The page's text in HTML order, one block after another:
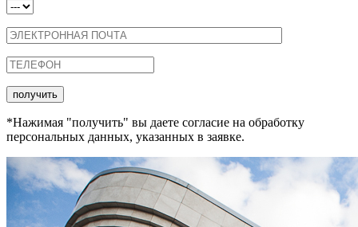
*Нажимая "получить" вы даете согласие на обработку
персональных данных, указанных в заявке.